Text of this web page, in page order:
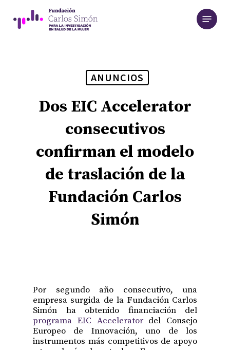
Menu
ANUNCIOS
Dos EIC Accelerator
consecutivos
confirman el modelo
de traslación de la
Fundación Carlos
Simón
Por segundo año consecutivo, una
empresa surgida de la Fundación Carlos
Simón ha obtenido financiación del
programa EIC Acceleratordel Consejo
Europeo de Innovación, uno de los
instrumentos más competitivos de apoyo